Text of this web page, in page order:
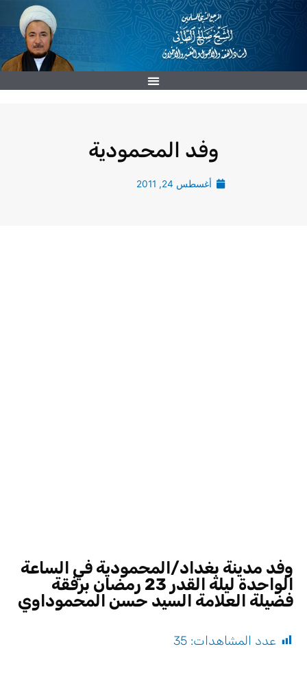
تخطي
وفد المحمودية
أغسطس 24, 2011
وفد مدينة بغداد/المحمودية في الساعة
الواحدة ليلة القدر 23 رمضان برفقة
فضيلة العلامة السيد حسن المحموداوي
عدد المشاهدات: 35